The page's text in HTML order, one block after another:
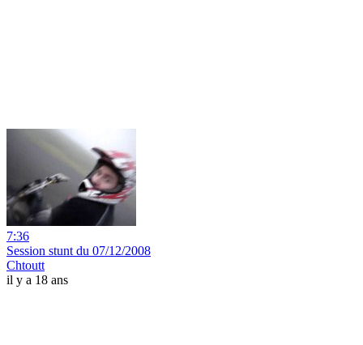
7:36
Session stunt du 07/12/2008
Chtoutt
il y a 18 ans